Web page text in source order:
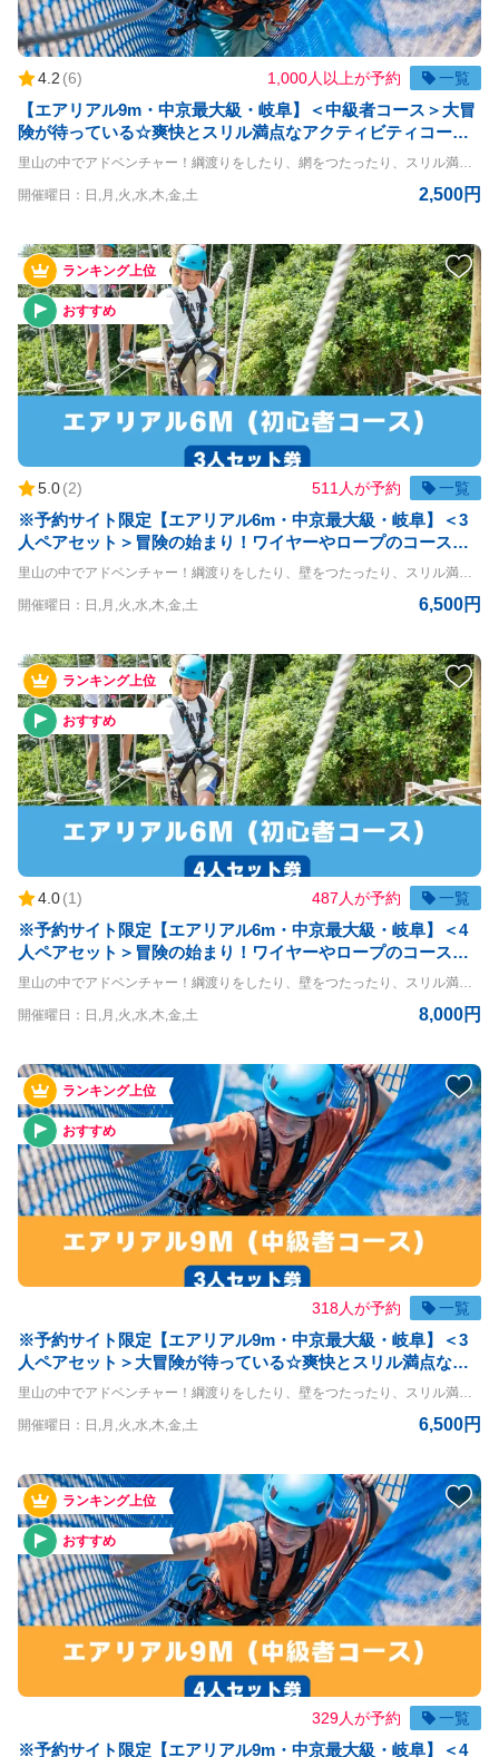
4.2 (6) 1,000人以上が予約 一覧
【エアリアル9m・中京最大級・岐阜】＜中級者コース＞大冒
険が待っている☆爽快とスリル満点なアクティビティコー
ス！
里山の中でアドベンチャー！綱渡りをしたり、網をつたったり、スリル満点の空中大冒険！ エアリアル9m体験コースです。 おひとりさまはもちろん、団体様も参加OK！お待ちしております ◇コースの詳細◇ 高さ：9m ◇利用条件◇ 小学生以上 体重30kg~120kg 身長120cm以上 ※140cm以下は同伴者が必要（同伴者も有料） ＝＝＝＝ 〇PANZAぎふ清流里山公園 PANZAぎふ清流里山公園は、自然豊かな里山の景観を楽しめるアウトドア施設です。 広大な公園内には、木々に囲まれた冒険アスレチック「MegaZIP」「Aerial」「SkyJAM」があり、子供から大人まで楽しめるアクティビティが満載です。 高所アスレチックやジップラインなど、スリル満点のチャレンジが待っており、初心者から上級者まで幅広く楽しめます。 家族や友人と一緒に、都会の喧騒を離れてアクティブに過ごす一日を満喫できる、岐阜県の魅力を堪能できるスポットです。
開催曜日：日,月,火,水,木,金,土 2,500円
ランキング上位
おすすめ
5.0(2) 511人が予約 一覧
※予約サイト限定【エアリアル6m・中京最大級・岐阜】＜3
人ペアセット＞冒険の始まり！ワイヤーやロープのコースを
クリアしよう！※予約期限は体験日前日までとなります
里山の中でアドベンチャー！綱渡りをしたり、壁をつたったり、スリル満点の空中大冒険！ エアリアル6m体験コースです。 3名様一緒にご体験いただけるお得なプランです。 ・体験時間を分けることはできません ・体験コースを分けることはできません ◇コースの詳細◇ 高さ：6m ◇利用条件◇ 小学生以上 体重20kg~120kg 身長120cm以上 ※140cm以下は同伴者が必要（同伴者も有料） ＝＝＝＝ 〇PANZAぎふ清流里山公園 PANZAぎふ清流里山公園は、自然豊かな里山の景観を楽しめるアウトドア施設です。 広大な公園内には、木々に囲まれた冒険アスレチック「MegaZIP」「Aerial」「SkyJAM」があり、子供から大人まで楽しめるアクティビティが満載です。 高所アスレチックやジップラインなど、スリル満点のチャレンジが待っており、初心者から上級者まで幅広く楽しめます。 家族や友人と一緒に、都会の喧騒を離れてアクティブに過ごす一日を満喫できる、岐阜県の魅力を堪能できるスポットです。
開催曜日：日,月,火,水,木,金,土 6,500円
ランキング上位
おすすめ
4.0(1) 487人が予約 一覧
※予約サイト限定【エアリアル6m・中京最大級・岐阜】＜4
人ペアセット＞冒険の始まり！ワイヤーやロープのコースを
クリアしよう！※予約期限は体験日前日までとなります
里山の中でアドベンチャー！綱渡りをしたり、壁をつたったり、スリル満点の空中大冒険！ エアリアル6m体験コースです。 4名様一緒にご体験いただけるお得なプランです。 ・体験時間を分けることはできません ・体験コースを分けることはできません ◇コースの詳細◇ 高さ：6m ◇利用条件◇ 小学生以上 体重20kg~120kg 身長120cm以上 ※140cm以下は同伴者が必要（同伴者も有料） ＝＝＝＝ 〇PANZAぎふ清流里山公園 PANZAぎふ清流里山公園は、自然豊かな里山の景観を楽しめるアウトドア施設です。 広大な公園内には、木々に囲まれた冒険アスレチック「MegaZIP」「Aerial」「SkyJAM」があり、子供から大人まで楽しめるアクティビティが満載です。 高所アスレチックやジップラインなど、スリル満点のチャレンジが待っており、初心者から上級者まで幅広く楽しめます。 家族や友人と一緒に、都会の喧騒を離れてアクティブに過ごす一日を満喫できる、岐阜県の魅力を堪能できるスポットです。
開催曜日：日,月,火,水,木,金,土 8,000円
ランキング上位
おすすめ
318人が予約 一覧
※予約サイト限定【エアリアル9m・中京最大級・岐阜】＜3
人ペアセット＞大冒険が待っている☆爽快とスリル満点なア
クティビティ※予約期限は体験前日までとなりますコース！里山の中でアドベンチャー！綱渡りをしたり、壁をつたったり、スリル満点の空中大冒険！ エアリアル9m体験コースです。 3名様一緒にご体験いただけるお得なプランです。 ◇コースの詳細◇ 高さ：9m ◇利用条件◇ 小学生以上 体重30kg~120kg 身長120cm以上 ※140cm以下は同伴者が必要（同伴者も有料） ＝＝＝＝ 〇PANZAぎふ清流里山公園 PANZAぎふ清流里山公園は、自然豊かな里山の景観を楽しめるアウトドア施設です。 広大な公園内には、木々に囲まれた冒険アスレチック「MegaZIP」「Aerial」「SkyJAM」があり、子供から大人まで楽しめるアクティビティが満載です。 高所アスレチックやジップラインなど、スリル満点のチャレンジが待っており、初心者から上級者まで幅広く楽しめます。 家族や友人と一緒に、都会の喧騒を離れてアクティブに過ごす一日を満喫できる、岐阜県の魅力を堪能できるスポットです。
開催曜日：日,月,火,水,木,金,土 6,500円
ランキング上位
おすすめ
329人が予約 一覧
※予約サイト限定【エアリアル9m・中京最大級・岐阜】＜4